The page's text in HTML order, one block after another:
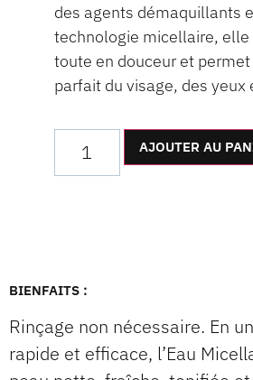
des agents démaquillants
technologie micellaire,
toute en douceur et
parfait du visage, des yeux
AJOUTER AU
BIENFAITS :
Rinçage non nécessaire. En
rapide et efficace, l’Eau